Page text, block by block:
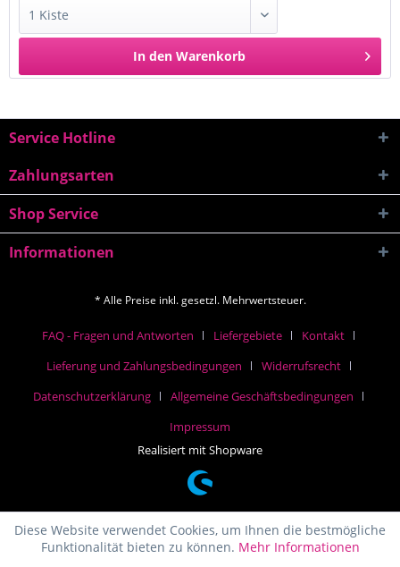
In den Warenkorb
Service Hotline
Zahlungsarten
Shop Service
Informationen
* Alle Preise inkl. gesetzl. Mehrwertsteuer.
FAQ - Fragen und Antworten Liefergebiete
Kontakt
Lieferung und Zahlungsbedingungen
Widerrufsrecht
Datenschutzerklärung
Allgemeine Geschäftsbedingungen
Impressum
Realisiert mit Shopware
Diese Website verwendet Cookies, um Ihnen die bestmögliche
Funktionalität bieten zu können. Mehr Informationen